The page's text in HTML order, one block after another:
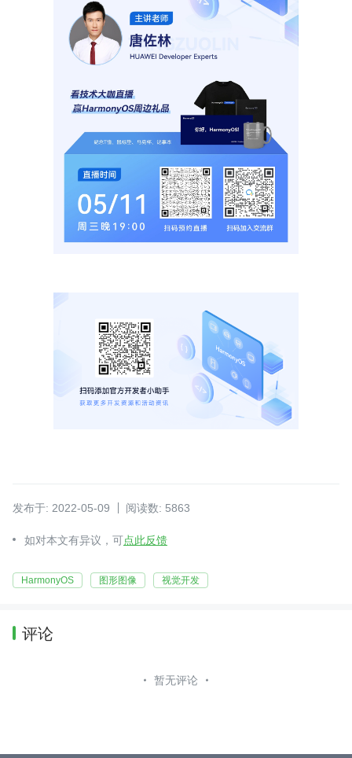
发布于: 2022-05-09 阅读数: 5863
如对本文有异议，可点此反馈
HarmonyOS 图形图像 视觉开发
评论
暂无评论